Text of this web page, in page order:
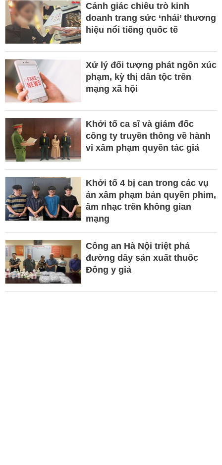
Cảnh giác chiêu trò kinh
doanh trang sức ‘nhái’ thương
hiệu nổi tiếng quốc tế
Xử lý đối tượng phát ngôn xúc
phạm, kỳ thị dân tộc trên
mạng xã hội
Khởi tố ca sĩ và giám đốc
công ty truyền thông về hành
vi xâm phạm quyền tác giả
Khởi tố 4 bị can trong các vụ
án xâm phạm bản quyền phim,
âm nhạc trên không gian
mạng
Công an Hà Nội triệt phá
đường dây sản xuất thuốc
Đông y giả